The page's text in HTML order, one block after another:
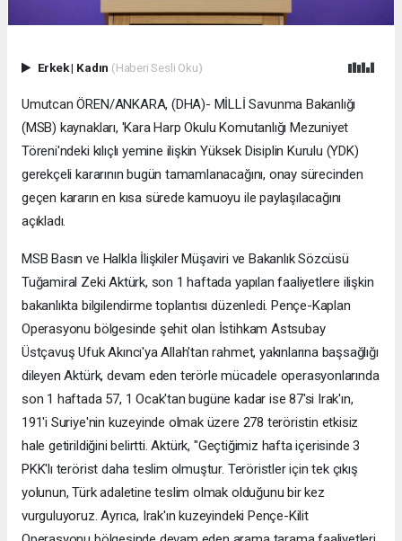
Erkek| Kadın (Haberi Sesli Oku)
Umutcan ÖREN/ANKARA, (DHA)- MİLLİ Savunma Bakanlığı
(MSB) kaynakları, 'Kara Harp Okulu Komutanlığı Mezuniyet
Töreni'ndeki kılıçlı yemine ilişkin Yüksek Disiplin Kurulu (YDK)
gerekçeli kararının bugün tamamlanacağını, onay sürecinden
geçen kararın en kısa sürede kamuoyu ile paylaşılacağını
açıkladı.
MSB Basın ve Halkla İlişkiler Müşaviri ve Bakanlık Sözcüsü
Tuğamiral Zeki Aktürk, son 1 haftada yapılan faaliyetlere ilişkin
bakanlıkta bilgilendirme toplantısı düzenledi. Pençe-Kaplan
Operasyonu bölgesinde şehit olan İstihkam Astsubay
Üstçavuş Ufuk Akıncı'ya Allah'tan rahmet, yakınlarına başsağlığı
dileyen Aktürk, devam eden terörle mücadele operasyonlarında
son 1 haftada 57, 1 Ocak'tan bugüne kadar ise 87'si Irak'ın,
191'i Suriye'nin kuzeyinde olmak üzere 278 teröristin etkisiz
hale getirildiğini belirtti. Aktürk, "Geçtiğimiz hafta içerisinde 3
PKK'lı terörist daha teslim olmuştur. Teröristler için tek çıkış
yolunun, Türk adaletine teslim olmak olduğunu bir kez
vurguluyoruz. Ayrıca, Irak'ın kuzeyindeki Pençe-Kilit